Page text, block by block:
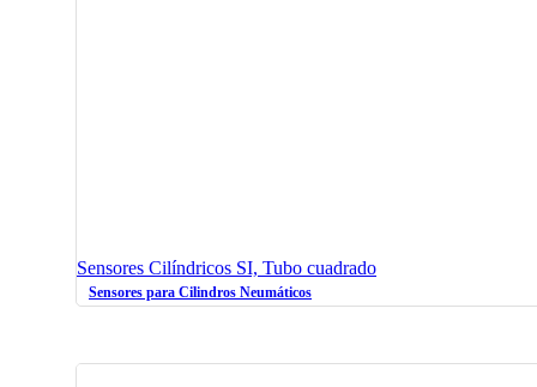
Sensores Cilíndricos SI, Tubo cuadrado
Sensores para Cilindros Neumáticos